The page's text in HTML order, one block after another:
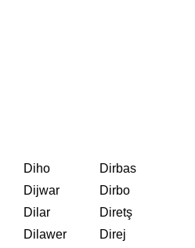
Diho
Dirbas
Dijwar
Dirbo
Dilar
Diretş
Dilawer
Direj